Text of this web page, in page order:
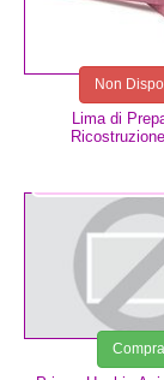
Lima di
Non